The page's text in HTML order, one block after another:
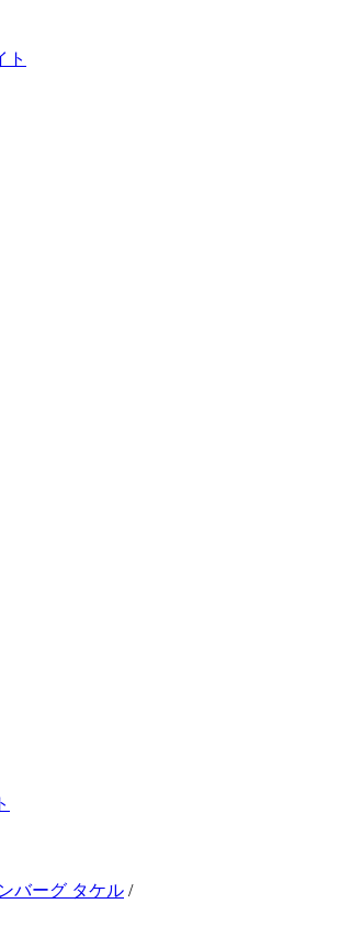
バーグ タケル /